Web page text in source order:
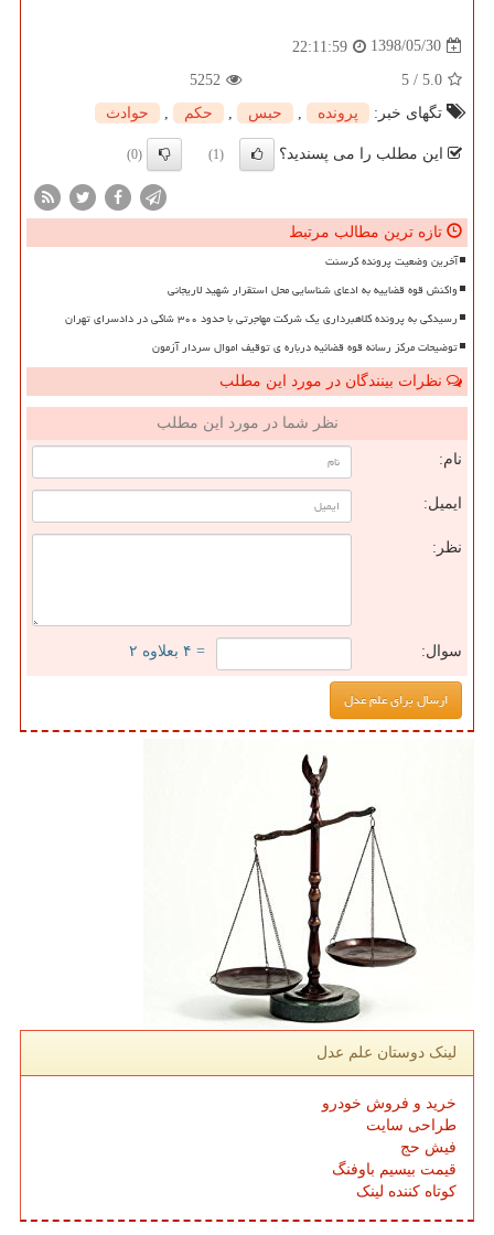
1398/05/30
22:11:59
5.0
/
5
5252
تگهای خبر:
پرونده حبس حكم حوادث
این مطلب را می پسندید؟ (1)
(0)
تازه ترین مطالب مرتبط
آخرین وضعیت پرونده کرسنت
واکنش قوه قضاییه به ادعای شناسایی محل استقرار شهید لاریجانی
رسیدگی به پرونده کلاهبرداری یک شرکت مهاجرتی با حدود ۳۰۰ شاکی در دادسرای تهران
توضیحات مرکز رسانه قوه قضائیه درباره ی توقیف اموال سردار آزمون
نظرات بینندگان در مورد این مطلب
نظر شما در مورد این مطلب
نام:
ایمیل:
نظر:
سوال: = ۴ بعلاوه ۲
لینک دوستان علم عدل
خرید و فروش خودرو
طراحی سایت
فیش حج
قیمت بیسیم باوفنگ
کوتاه کننده لینک